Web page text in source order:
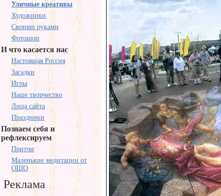
Уличные креативы
Художники
Своими руками
Фотошоп
И что касается нас
Настоящая Россия
Загадки
Игры
Наше творчество
Лица сайта
Праздники
Познаем себя и
рефлексируем
Притчи
Маленькие медитации от
ОШО
Реклама